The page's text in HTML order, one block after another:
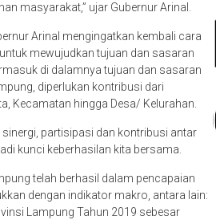
masyarakat,” ujar Gubernur Arinal.
Arinal mengingatkan kembali cara
mewujudkan tujuan dan sasaran
di dalamnya tujuan dan sasaran
diperlukan kontribusi dari
Kecamatan hingga Desa/ Kelurahan.
sinergi, partisipasi dan kontribusi antar
kunci keberhasilan kita bersama.
telah berhasil dalam pencapaian
dengan indikator makro, antara lain:
Lampung Tahun 2019 sebesar